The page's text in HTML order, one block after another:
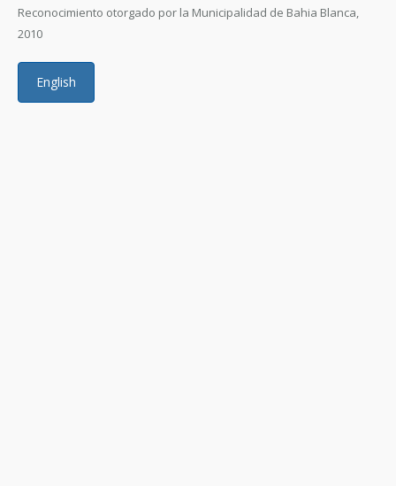
Reconocimiento otorgado por la Municipalidad de Bahia Blanca,
2010
English